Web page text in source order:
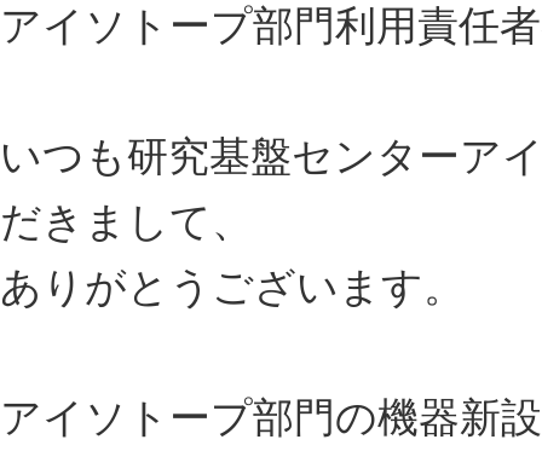
アイソトープ部門利用責任
いつも研究基盤センターア
だきまして、
ありがとうございます。
アイソトープ部門の機器新